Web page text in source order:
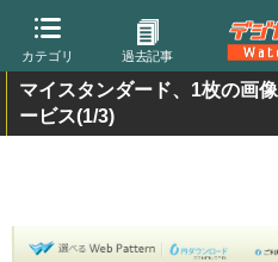
カテゴリ 過去記事
マイスタンダード、1枚の画
ービス(1/3)